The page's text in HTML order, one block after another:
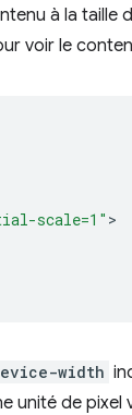
à la taille
voir le
scale=1"
width
unité de